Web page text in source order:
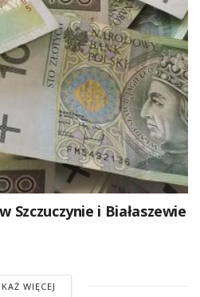
Szczuczynie i Białaszewie
WIĘCEJ